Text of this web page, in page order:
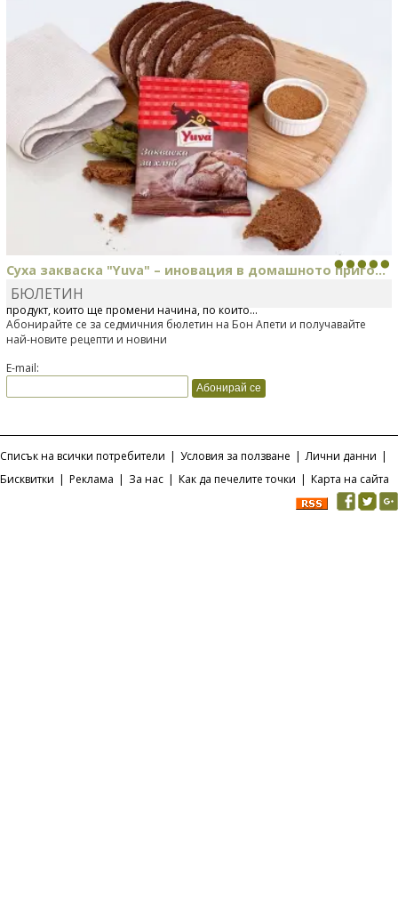
Суха закваска "Yuva" – иновация в домашното приго...
Отскоро Лесафр България стартира предлагането на изцяло нов
продукт, който ще промени начина, по който...
БЮЛЕТИН
Абонирайте се за седмичния бюлетин на Бон Апети и получавайте
най-новите рецепти и новини
E-mail:
Списък на всички потребители | Условия за ползване | Лични данни |
Бисквитки | Реклама | За нас | Как да печелите точки | Карта на сайта